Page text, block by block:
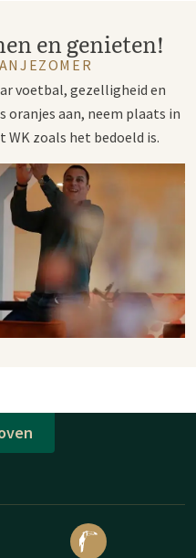
en genieten!
voetbal, gezelligheid en
oranjes aan, neem plaats in
zoals het bedoeld is.